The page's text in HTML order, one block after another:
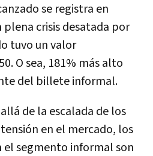
se registra en
plena crisis desatada por
tuvo un valor
O sea, 181% más alto
del billete informal.
de la escalada de los
en el mercado, los
el segmento informal son